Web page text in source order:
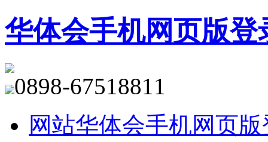
华体会手机网页版登
0898-67518811
网站华体会手机网页